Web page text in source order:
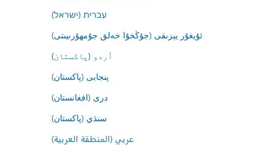
עברית (ישראל)
ئۇيغۇر يېزىقى (جۇڭخۇا خەلق جۇمھۇرىيىتى)
اُردو (پاکستان)
پنجابی (پاکستان)
درى (افغانستان)
سنڌي (پاکستان)
عربي (المنطقة العربية)